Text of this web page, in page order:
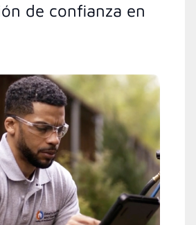
de confianza en